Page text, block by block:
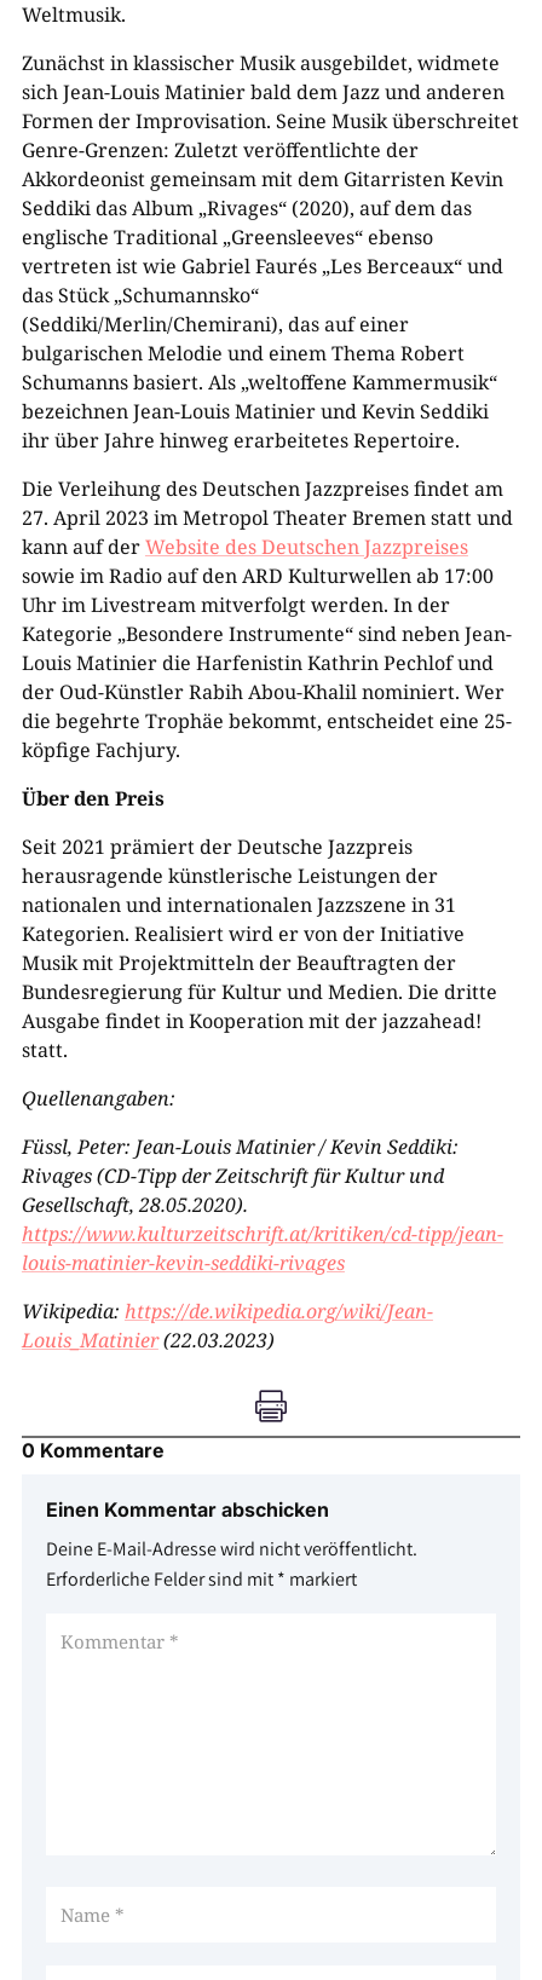
Weltmusik.
Zunächst in klassischer Musik ausgebildet, widmete
sich Jean-Louis Matinier bald dem Jazz und anderen
Formen der Improvisation. Seine Musik überschreitet
Genre-Grenzen: Zuletzt veröffentlichte der
Akkordeonist gemeinsam mit dem Gitarristen Kevin
Seddiki das Album „Rivages“ (2020), auf dem das
englische Traditional „Greensleeves“ ebenso
vertreten ist wie Gabriel Faurés „Les Berceaux“ und
das Stück „Schumannsko“
(Seddiki/Merlin/Chemirani), das auf einer
bulgarischen Melodie und einem Thema Robert
Schumanns basiert. Als „weltoffene Kammermusik“
bezeichnen Jean-Louis Matinier und Kevin Seddiki
ihr über Jahre hinweg erarbeitetes Repertoire.
Die Verleihung des Deutschen Jazzpreises findet am
27. April 2023 im Metropol Theater Bremen statt und
kann auf derWebsite des Deutschen Jazzpreises
sowie im Radio auf den ARD Kulturwellen ab 17:00
Uhr im Livestream mitverfolgt werden. In der
Kategorie „Besondere Instrumente“ sind neben Jean-
Louis Matinier die Harfenistin Kathrin Pechlof und
der Oud-Künstler Rabih Abou-Khalil nominiert. Wer
die begehrte Trophäe bekommt, entscheidet eine 25-
köpfige Fachjury.
Über den Preis
Seit 2021 prämiert der Deutsche Jazzpreis
herausragende künstlerische Leistungen der
nationalen und internationalen Jazzszene in 31
Kategorien. Realisiert wird er von der Initiative
Musik mit Projektmitteln der Beauftragten der
Bundesregierung für Kultur und Medien. Die dritte
Ausgabe findet in Kooperation mit der jazzahead!
statt.
Quellenangaben:
Füssl, Peter: Jean-Louis Matinier / Kevin Seddiki:
Rivages (CD-Tipp der Zeitschrift für Kultur und
Gesellschaft, 28.05.2020).
https://www.kulturzeitschrift.at/kritiken/cd-tipp/jean-
louis-matinier-kevin-seddiki-rivages
Wikipedia: https://de.wikipedia.org/wiki/Jean-
Louis_Matinier(22.03.2023)

0 Kommentare
Einen Kommentar abschicken
Deine E-Mail-Adresse wird nicht veröffentlicht.
Erforderliche Felder sind mit* markiert